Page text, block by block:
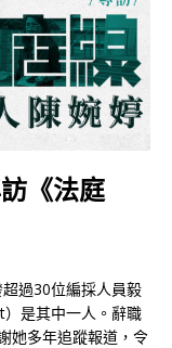
《法庭
過30位編採人員毅
是其中一人。辭職
她多年追蹤報道，令